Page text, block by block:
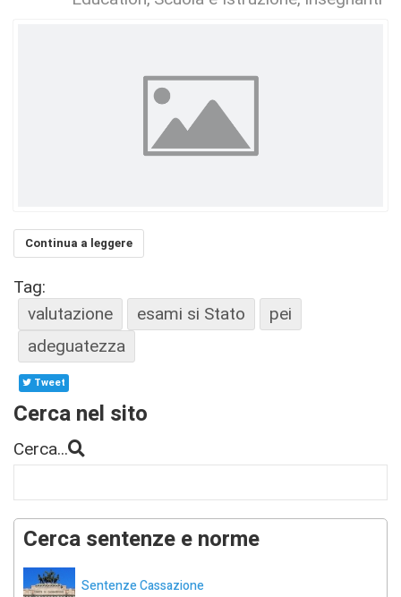
Continua a leggere
Tag:
valutazione
esami si Stato
pei
adeguatezza
Tweet
Cerca nel sito
Cerca...
Cerca sentenze e norme
Sentenze Cassazione